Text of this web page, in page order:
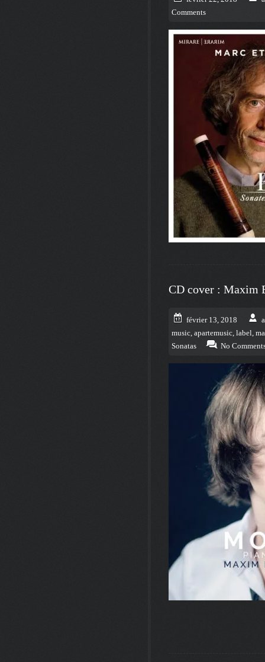
Comments
CD cover : Maxim
février 13, 2018
music, apartemusic, label,
Sonatas
No